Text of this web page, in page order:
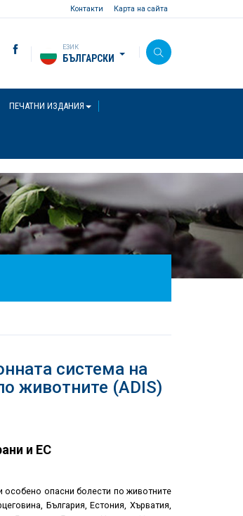
Контакти Карта на сайта
ЕЗИК
БЪЛГАРСКИ
ПЕЧАТНИ ИЗДАНИЯ
система на
животните (ADIS)
и ЕС
опасни болести по животните
България, Естония, Хърватия,